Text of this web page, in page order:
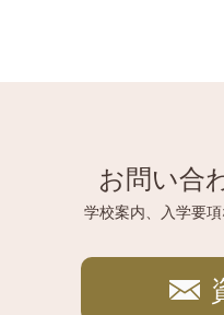
お問い合
学校案内、入学要